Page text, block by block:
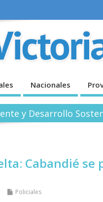
Nacionales
y Desarrollo
Cabandié se
Policiales